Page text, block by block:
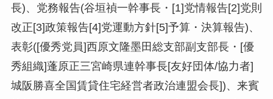
長)、党務報告(谷垣禎一幹事長・[1]党情報告[2]党則
改正[3]政策報告[4]党運動方針[5]予算・決算報告)、
表彰([優秀党員]西原文隆墨田総支部副支部長・[優
秀組織]蓬原正三宮崎県連幹事長[友好団体/協力者]
城阪勝喜全国賃貸住宅経営者政治連盟会長])、来賓